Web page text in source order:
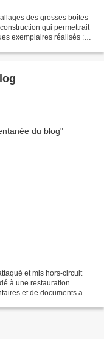
des grosses boîtes
qui permettrait
exemplaires réalisés :
et mis hors-circuit
à une restauration
et de documents a